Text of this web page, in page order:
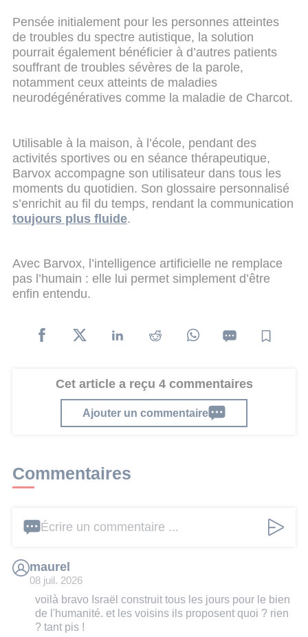
Pensée initialement pour les personnes atteintes
de troubles du spectre autistique, la solution
pourrait également bénéficier à d’autres patients
souffrant de troubles sévères de la parole,
notamment ceux atteints de maladies
neurodégénératives comme la maladie de Charcot.
Utilisable à la maison, à l’école, pendant des
activités sportives ou en séance thérapeutique,
Barvox accompagne son utilisateur dans tous les
moments du quotidien. Son glossaire personnalisé
s’enrichit au fil du temps, rendant la communication
toujours plus fluide.
Avec Barvox, l’intelligence artificielle ne remplace
pas l’humain : elle lui permet simplement d’être
enfin entendu.
Cet article a reçu 4 commentaires
Ajouter un commentaire
Commentaires
Écrire un commentaire ...
maurel
08 juil. 2026
voilà bravo Israël construit tous les jours pour le bien
de l'humanité. et les voisins ils proposent quoi ? rien
? tant pis !